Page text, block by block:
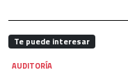
Te puede interesar
AUDITORÍA